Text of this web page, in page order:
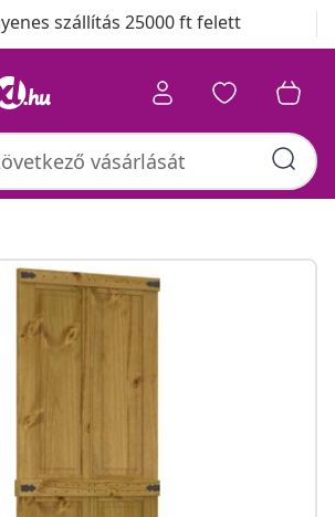
szállítás 25000 ft felett